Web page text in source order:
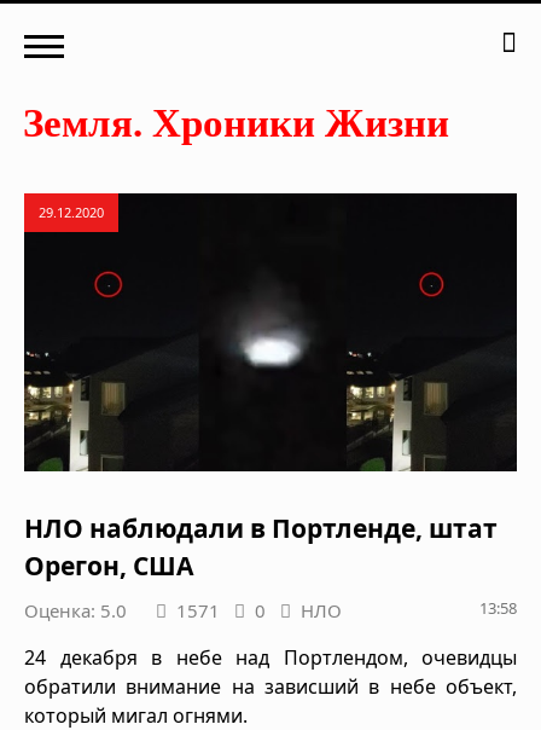
29.12.2020
НЛО наблюдали в Портленде, штат
Орегон, США
Оценка: 5.0 1571 0 НЛО 13:58
24 декабря в небе над Портлендом, очевидцы
обратили внимание на зависший в небе объект,
который мигал огнями.